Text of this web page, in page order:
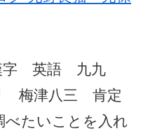
字 英語 九九
梅津八三 肯定
たいことを入れ